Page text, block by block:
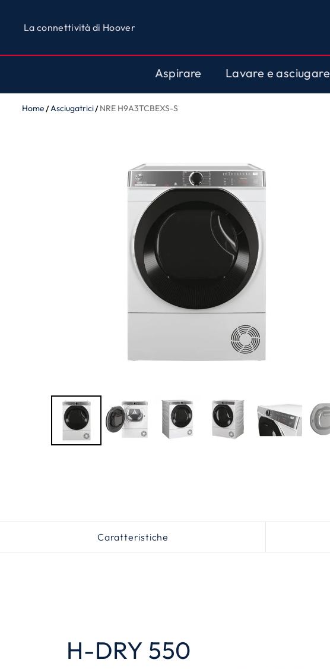
La connettività di Hoover
Aspirare Lavare e asciugare
Home Asciugatrici NRE H9A3TCBEXS-S
Caratteristiche
H-DRY 550